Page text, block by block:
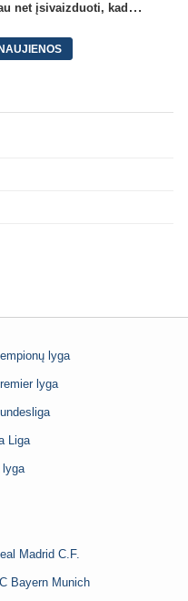
M. Capanas: „Prieš pusmetį negalėjau net įsivaizduoti, kad žaisime prieš „Hajduk“
lyga
lyga
Liga
lyga
Madrid C.F.
Bayern Munich